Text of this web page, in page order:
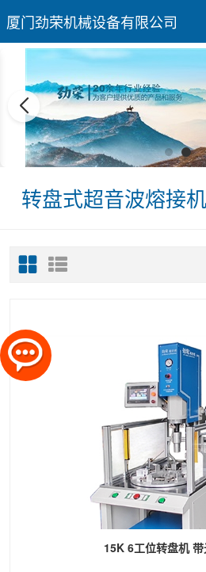
厦门劲荣机械设备有限公司
转盘式超音波熔接机
15K 6工位转盘机